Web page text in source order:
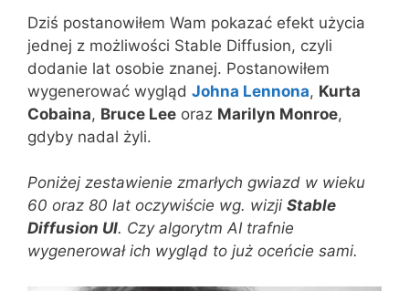
Dziś postanowiłem Wam pokazać efekt użycia
jednej z możliwości Stable Diffusion, czyli
dodanie lat osobie znanej. Postanowiłem
wygenerować wygląd Johna Lennona, Kurta
Cobaina, Bruce Lee oraz Marilyn Monroe,
gdyby nadal żyli.
Poniżej zestawienie zmarłych gwiazd w wieku
60 oraz 80 lat oczywiście wg. wizji Stable
Diffusion UI. Czy algorytm AI trafnie
wygenerował ich wygląd to już oceńcie sami.